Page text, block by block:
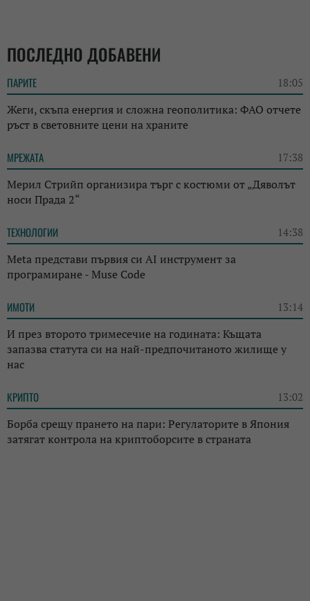
ПОСЛЕДНО ДОБАВЕНИ
ПАРИТЕ 18:05
Жеги, скъпа енергия и сложна геополитика: ФАО отчете
ръст в световните цени на храните
МРЕЖАТА 17:38
Мерил Стрийп организира търг с костюми от „Дяволът
носи Прада 2“
ТЕХНОЛОГИИ 14:38
Meta представи първия си AI инструмент за
програмиране - Muse Code
ИМОТИ 13:14
И през второто тримесечие на годината: Къщата
запазва статута си на най-предпочитаното жилище у
нас
КРИПТО 13:02
Борба срещу прането на пари: Регулаторите в Япония
затягат контрола на криптоборсите в страната